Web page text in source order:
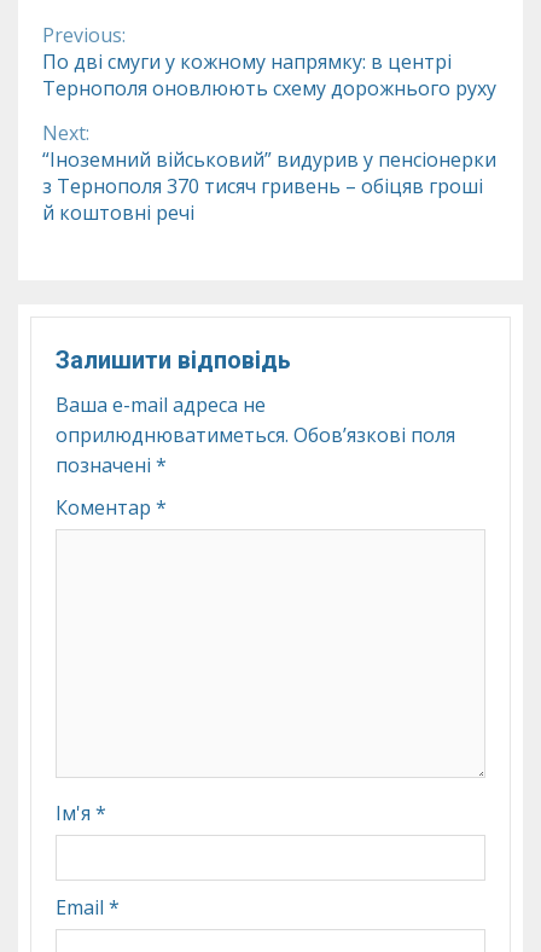
Continue
Reading
Previous:
По дві смуги у кожному напрямку: в центрі
Тернополя оновлюють схему дорожнього руху
Next:
“Іноземний військовий” видурив у пенсіонерки
з Тернополя 370 тисяч гривень – обіцяв гроші
й коштовні речі
Залишити відповідь
Ваша e-mail адреса не
оприлюднюватиметься. Обов’язкові поля
позначені *
Коментар *
Ім'я *
Email *